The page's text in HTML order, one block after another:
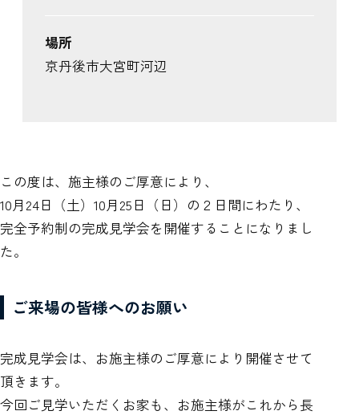
場所
京丹後市大宮町河辺
この度は、施主様のご厚意により、
10月24日（土）10月25日（日）の２日間にわたり、
完全予約制の完成見学会を開催することになりまし
た。
ご来場の皆様へのお願い
完成見学会は、お施主様のご厚意により開催させて
頂きます。
今回ご見学いただくお家も、お施主様がこれから長